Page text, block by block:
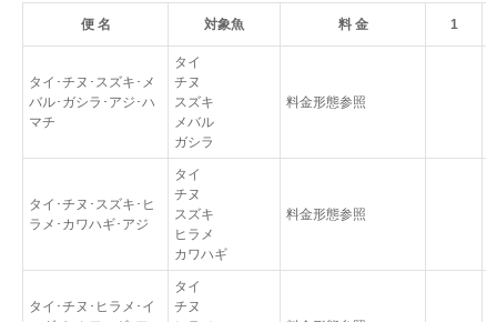
便 名 対象魚 料 金 1
タイ･チヌ･スズキ･メ
バル･ガシラ･アジ･ハ
マチ
タイ
チヌ
スズキ
メバル
ガシラ
料金形態参照
タイ･チヌ･スズキ･ヒ
ラメ･カワハギ･アジ
タイ
チヌ
スズキ
ヒラメ
カワハギ
料金形態参照
タイ･チヌ･ヒラメ･イ
タイ
チヌ